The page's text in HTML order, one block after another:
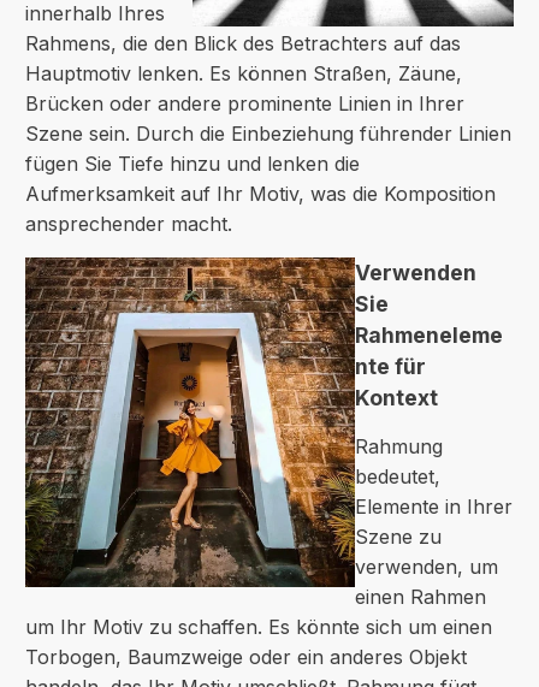
innerhalb Ihres
Rahmens, die den Blick des Betrachters auf das
Hauptmotiv lenken. Es können Straßen, Zäune,
Brücken oder andere prominente Linien in Ihrer
Szene sein. Durch die Einbeziehung führender Linien
fügen Sie Tiefe hinzu und lenken die
Aufmerksamkeit auf Ihr Motiv, was die Komposition
ansprechender macht.
Verwenden
Sie
Rahmeneleme
nte für
Kontext
Rahmung
bedeutet,
Elemente in Ihrer
Szene zu
verwenden, um
einen Rahmen
um Ihr Motiv zu schaffen. Es könnte sich um einen
Torbogen, Baumzweige oder ein anderes Objekt